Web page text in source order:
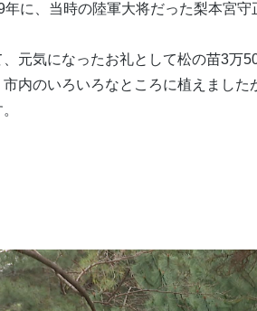
年に、当時の陸軍大将だった梨本宮
、元気になったお礼として松の苗3万
市内のいろいろなところに植えまし